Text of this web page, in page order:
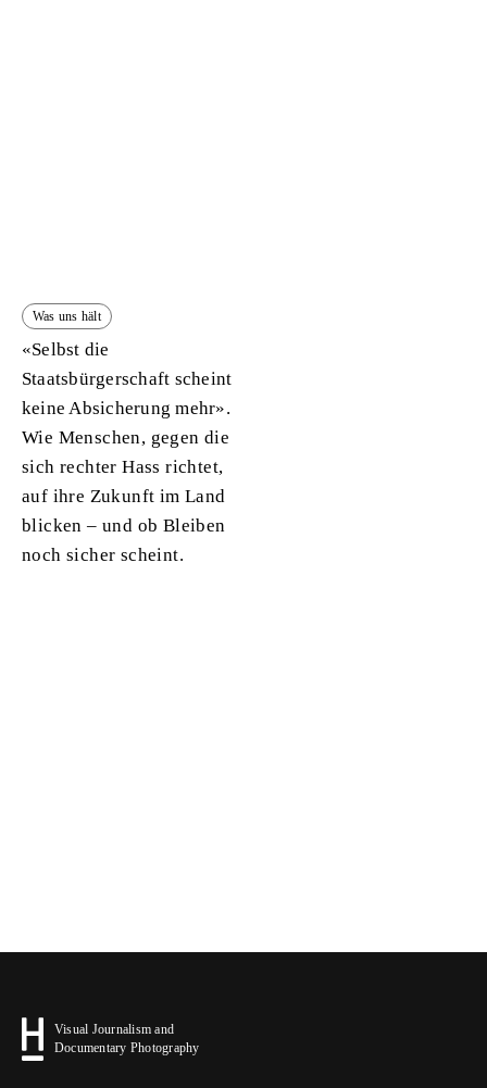
Was uns hält
«Selbst die
Staatsbürgerschaft scheint
keine Absicherung mehr».
Wie Menschen, gegen die
sich rechter Hass richtet,
auf ihre Zukunft im Land
blicken – und ob Bleiben
noch sicher scheint.
Visual Journalism and
Documentary Photography